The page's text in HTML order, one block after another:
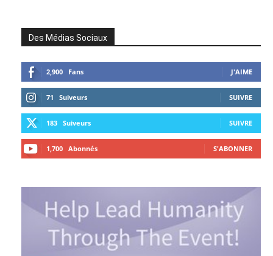
Des Médias Sociaux
2,900 Fans J'AIME
71 Suiveurs SUIVRE
183 Suiveurs SUIVRE
1,700 Abonnés S'ABONNER